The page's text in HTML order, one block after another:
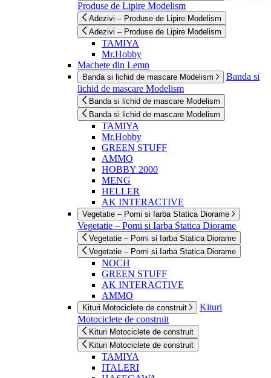
Produse de Lipire Modelism
Adezivi – Produse de Lipire Modelism
Adezivi – Produse de Lipire Modelism
TAMIYA
Mr.Hobby
Machete din Lemn
Banda si lichid de mascare Modelism
Banda si
lichid de mascare Modelism
Banda si lichid de mascare Modelism
Banda si lichid de mascare Modelism
TAMIYA
Mr.Hobby
GREEN STUFF
AMMO
HOBBY 2000
MENG
HELLER
AK INTERACTIVE
Vegetatie – Pomi si Iarba Statica Diorame
Vegetatie – Pomi si Iarba Statica Diorame
Vegetatie – Pomi si Iarba Statica Diorame
Vegetatie – Pomi si Iarba Statica Diorame
NOCH
GREEN STUFF
AK INTERACTIVE
AMMO
Kituri Motociclete de construit
Kituri
Motociclete de construit
Kituri Motociclete de construit
Kituri Motociclete de construit
TAMIYA
ITALERI